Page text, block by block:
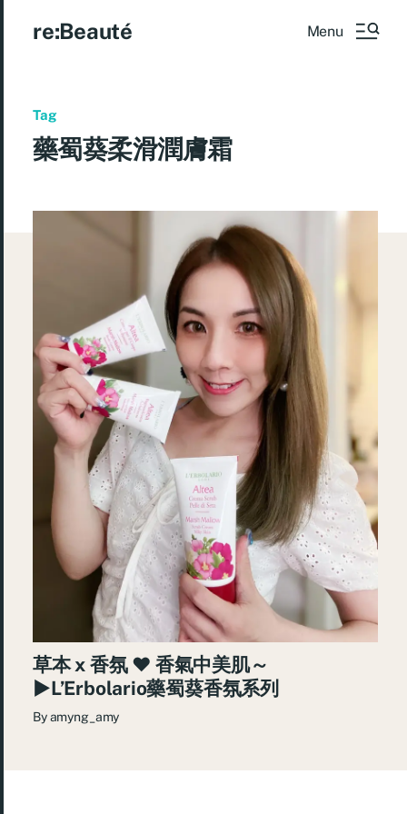
re:Beauté Menu
Tag
藥蜀葵柔滑潤膚霜
草本 x 香氛 ♥ 香氣中美肌～
►L’Erbolario藥蜀葵香氛系列
Byamyng_amy